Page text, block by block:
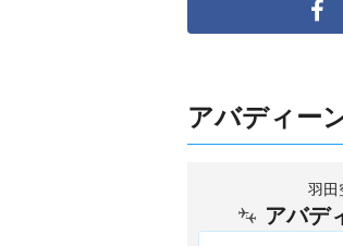
アバディー
羽田
アバデ